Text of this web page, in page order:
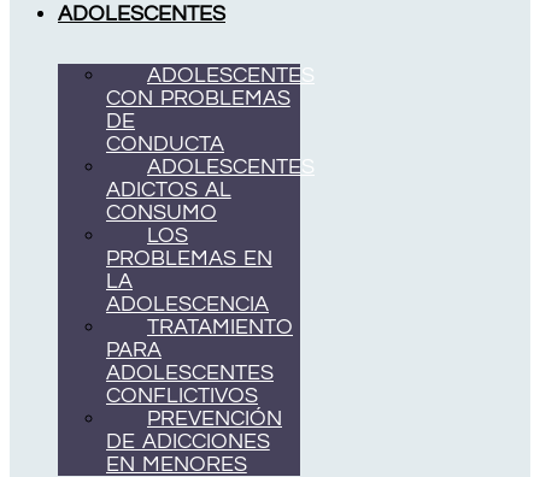
ADOLESCENTES
ADOLESCENTES
CON PROBLEMAS
DE
CONDUCTA
ADOLESCENTES
ADICTOS AL
CONSUMO
LOS
PROBLEMAS EN
LA
ADOLESCENCIA
TRATAMIENTO
PARA
ADOLESCENTES
CONFLICTIVOS
PREVENCIÓN
DE ADICCIONES
EN MENORES